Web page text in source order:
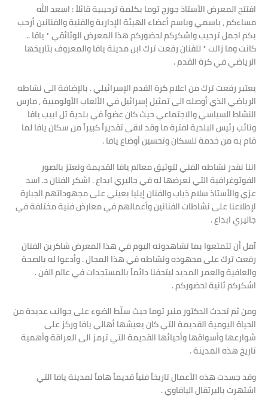
افتتح المعرض الأستاذ جورج توما بكلمة ترحيبية قائلاً : اسعد الله
مساءكم , باسمي وباسم أعضاء الهيئة الإدارية والفنية والفنانين أرحب
بكم اجمل ترحيب واشكركم لحضوركم هذا المعرض الوثائقي ” ياقا ..
كانت وما زالت ” للفنان رفعت ترك ابن مدينة يافا والمعروف بتاريخها
الرياضي في كرة القدم .
يعتبر رفعت ترك من اعلام كرة القدم الإسرائيلي . بالإضافة الى نشاطه
الرياضي الذي أوصله الى تمثيل إسرائيل في الألعاب الأولومبية , مارس
النشاط السياسي والاجتماعي حيث كان عضواً في بلدية تل ابيب يافا
ونائب رئيس البلدية لفترة ما وقد لاقى تقديراً كبيراً من سكان يافا لما
قام به من خدمة للسكان وتحسين أوضاع يافا .
اننا نقدر نشاطه الفني لتوثيق معالم يافا القديمة ونعتز بالصور
الفوتوغرافية التي نعرضها له في جاليري ابداع . اشكر الفنان د. اسد
عزي والأستاذ سلام ذياب والفنان إيليا بعيني على مجهوداتهم الجبارة
لإطلاعنا على نشاطات الفنانين وأعمالهم في معارض فنية مختلفة في
جاليري ابداع .
آمل أن تتمتعوا بما تشاهدونه اليوم في هذا المعرض شاكرين الفنان
رفعت ترك على مجهوده ونشاطه في هذا المجال . وأدعوا له بالصحة
والعافية والعمر المديد ليتحفنا دائماً بالمستجدات في عالم الفن .
اشكركم ثانية لحضوركم .
ومن ثم تحدث الدكتور منير توما حيث سلّط الضوء على جوانب عديدة من
الحياة اليومية القديمة التي كان يعيشها أهالي يافا وركز على
شوارعها وأسواقها وأحيائها القديمة التي ترمز الى العراقة وأهمية
تاريخ هذه المدينة .
وقد جسدت هذه الأعمال تاريخاً فنياً قديماً هاماً لمدينة يافا التي
اشتهرت بالبرتقال اليافاوي .